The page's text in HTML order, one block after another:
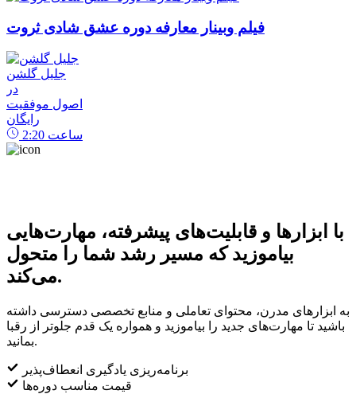
فیلم وبینار معارفه دوره عشق شادی ثروت
جلیل گلشن
در
اصول موفقیت
رایگان
2:20 ساعت
با ابزارها و قابلیت‌های پیشرفته، مهارت‌هایی
بیاموزید که مسیر رشد شما را متحول
می‌کند.
به ابزارهای مدرن، محتوای تعاملی و منابع تخصصی دسترسی داشته
باشید تا مهارت‌های جدید را بیاموزید و همواره یک قدم جلوتر از رقبا
بمانید.
برنامه‌ریزی یادگیری انعطاف‌پذیر
قیمت مناسب دوره‌ها